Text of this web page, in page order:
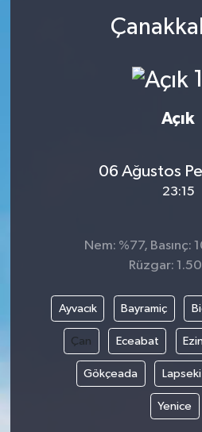
Açık
06 Ağustos
23:15
Nem: %77, Basınç:
Rüzgar:
Ayvacık Bayramiç
Çan Eceabat
Gökçeada Lapseki
Yenice